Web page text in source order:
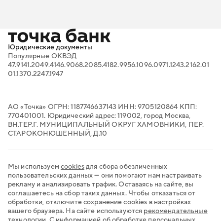
Проверка контрагентов
Продажи на маркетплейсах
Торговый эквайринг
Электронный документооборот
Транспортный ЭДО
QR-платежи
Юридические документы
Популярные ОКВЭД
47.9141.2049.4146.9068.2085.4182.9956.1096.0971.1243.2162.01
01.1370.2247.1947
АО «Точка» ОГРН: 1187746637143 ИНН: 9705120864 КПП:
770401001. Юридический адрес: 119002, город Москва,
ВН.ТЕР.Г. МУНИЦИПАЛЬНЫЙ ОКРУГ ХАМОВНИКИ, ПЕР.
СТАРОКОНЮШЕННЫЙ, Д.10
Мы используем cookiesдля сбора обезличенных
пользовательских данных — они помогают нам настраивать
рекламу и анализировать трафик. Оставаясь на сайте, вы
соглашаетесь на сбор таких данных. Чтобы отказаться от
обработки, отключите сохранение cookies в настройках
вашего браузера. На сайте используются рекомендательные